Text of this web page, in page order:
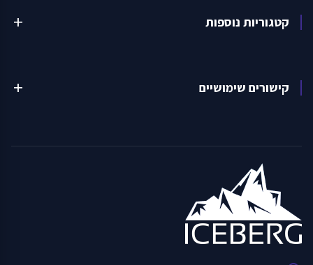
קטגוריות נוספות add
קישורים שימושיים add